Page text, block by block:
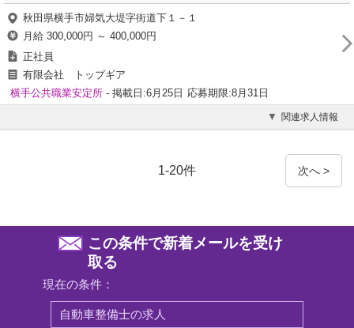
秋田県横手市婦気大堤字街道下１－１
月給 300,000円 ～ 400,000円
正社員
有限会社 トップギア
横手公共職業安定所 - 掲載日:6月25日 応募期限:8月31日
関連求人情報
1-20件 次へ >
この条件で新着メールを受け
取る
現在の条件：
自動車整備士の求人